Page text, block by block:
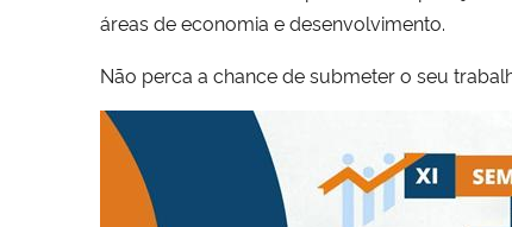
áreas de economia e desenvolvimento.
Não perca a chance de submeter o seu